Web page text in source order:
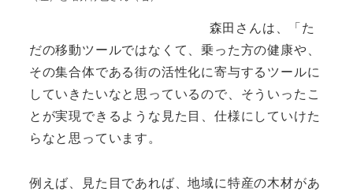
森田さんは、「た
だの移動ツールではなくて、乗った方の健康や、
その集合体である街の活性化に寄与するツールに
していきたいなと思っているので、そういったこ
とが実現できるような見た目、仕様にしていけた
らなと思っています。
例えば、見た目であれば、地域に特産の木材があ